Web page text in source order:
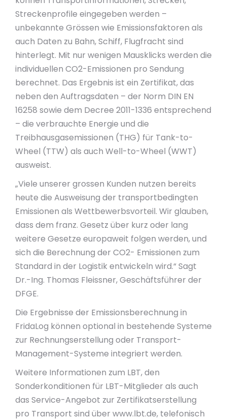
Streckenprofile eingegeben werden –
unbekannte Grössen wie Emissionsfaktoren als
auch Daten zu Bahn, Schiff, Flugfracht sind
hinterlegt. Mit nur wenigen Mausklicks werden die
individuellen CO2-Emissionen pro Sendung
berechnet. Das Ergebnis ist ein Zertifikat, das
neben den Auftragsdaten – der Norm DIN EN
16258 sowie dem Decree 2011-1336 entsprechend
– die verbrauchte Energie und die
Treibhausgasemissionen (THG) für Tank-to-
Wheel (TTW) als auch Well-to-Wheel (WWT)
ausweist.
„Viele unserer grossen Kunden nutzen bereits
heute die Ausweisung der transportbedingten
Emissionen als Wettbewerbsvorteil. Wir glauben,
dass dem franz. Gesetz über kurz oder lang
weitere Gesetze europaweit folgen werden, und
sich die Berechnung der CO2- Emissionen zum
Standard in der Logistik entwickeln wird.“ Sagt
Dr.-Ing. Thomas Fleissner, Geschäftsführer der
DFGE.
Die Ergebnisse der Emissionsberechnung in
FridaLog können optional in bestehende Systeme
zur Rechnungserstellung oder Transport-
Management-Systeme integriert werden.
Weitere Informationen zum LBT, den
Sonderkonditionen für LBT-Mitglieder als auch
das Service-Angebot zur Zertifikatserstellung
pro Transport sind über www.lbt.de, telefonisch